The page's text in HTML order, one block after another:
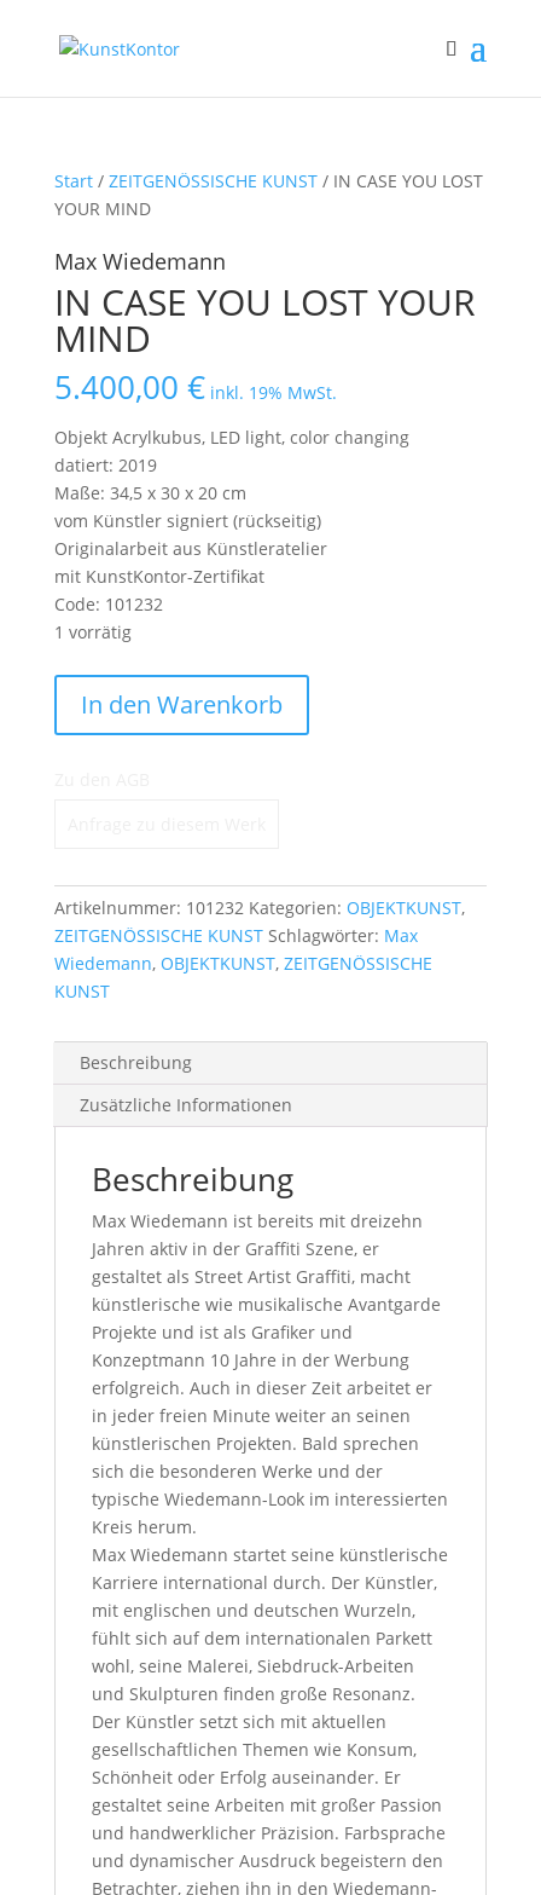
Start/ ZEITGENÖSSISCHE KUNST/ IN CASE YOU LOST
YOUR MIND
Max Wiedemann
IN CASE YOU LOST YOUR
MIND
5.400,00 € inkl. 19% MwSt.
Objekt Acrylkubus, LED light, color changing
datiert: 2019
Maße: 34,5 x 30 x 20 cm
vom Künstler signiert (rückseitig)
Originalarbeit aus Künstleratelier
mit KunstKontor-Zertifikat
Code: 101232
1 vorrätig
CASE
YOU
In den Warenkorb
Artikelnummer: 101232 Kategorien: OBJEKTKUNST,
ZEITGENÖSSISCHE KUNST Schlagwörter: Max
Wiedemann, OBJEKTKUNST, ZEITGENÖSSISCHE
KUNST
Beschreibung
Zusätzliche Informationen
Beschreibung
Max Wiedemann ist bereits mit dreizehn
Jahren aktiv in der Graffiti Szene, er
gestaltet als Street Artist Graffiti, macht
künstlerische wie musikalische Avantgarde
Projekte und ist als Grafiker und
Konzeptmann 10 Jahre in der Werbung
erfolgreich. Auch in dieser Zeit arbeitet er
in jeder freien Minute weiter an seinen
künstlerischen Projekten. Bald sprechen
sich die besonderen Werke und der
typische Wiedemann-Look im interessierten
Kreis herum.
Max Wiedemann startet seine künstlerische
Karriere international durch. Der Künstler,
mit englischen und deutschen Wurzeln,
fühlt sich auf dem internationalen Parkett
wohl, seine Malerei, Siebdruck-Arbeiten
und Skulpturen finden große Resonanz.
Der Künstler setzt sich mit aktuellen
gesellschaftlichen Themen wie Konsum,
Schönheit oder Erfolg auseinander. Er
gestaltet seine Arbeiten mit großer Passion
und handwerklicher Präzision. Farbsprache
und dynamischer Ausdruck begeistern den
Betrachter, ziehen ihn in den Wiedemann-